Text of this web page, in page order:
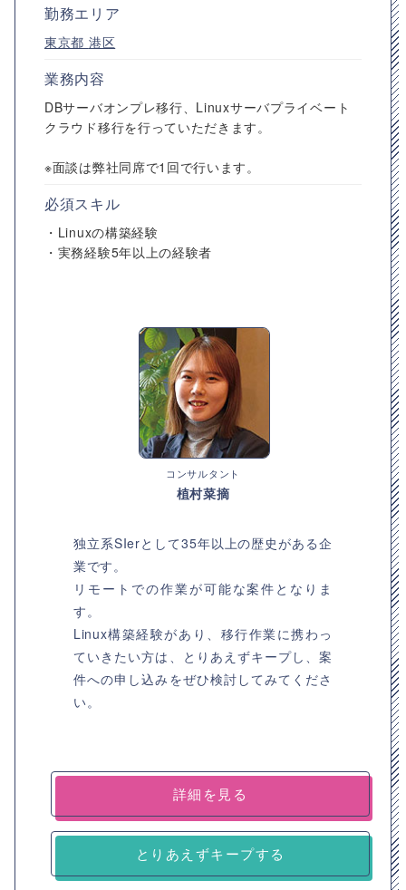
勤務エリア
東京都 港区
業務内容
DBサーバオンプレ移行、Linuxサーバプライベート
クラウド移行を行っていただきます。
※面談は弊社同席で1回で行います。
必須スキル
・Linuxの構築経験
・実務経験5年以上の経験者
コンサルタント
植村菜摘
独立系SIerとして35年以上の歴史がある企
業です。
リモートでの作業が可能な案件となりま
す。
Linux構築経験があり、移行作業に携わっ
ていきたい方は、とりあえずキープし、案
件への申し込みをぜひ検討してみてくださ
い。
詳細を見る
とりあえずキープする